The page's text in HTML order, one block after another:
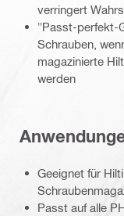
verringert
"Passt-perfekt-
Schrauben,
magazinierte
werden
Geeignet für
Passt auf alle